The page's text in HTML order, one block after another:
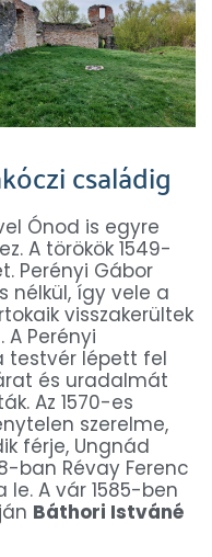
családig
Ónod is egyre
A törökök 1549-
Perényi Gábor
nélkül, így vele a
visszakerültek
A Perényi
testvér lépett fel
és uradalmát
Az 1570-es
szerelme,
férje, Ungnád
ban Révay Ferenc
A vár 1585-ben
Báthori Istváné